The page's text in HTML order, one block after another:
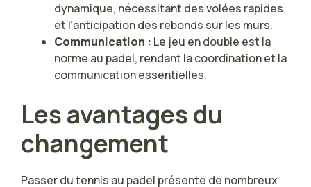
dynamique, nécessitant des volées rapides
et l’anticipation des rebonds sur les murs.
Communication : Le jeu en double est la
norme au padel, rendant la coordination et la
communication essentielles.
Les avantages du
changement
Passer du tennis au padel présente de nombreux